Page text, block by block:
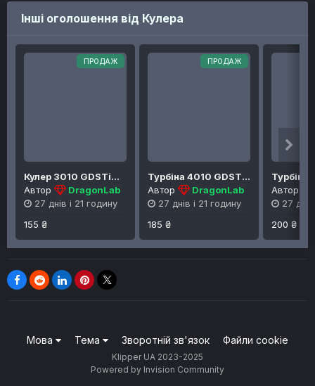
Інші оголошення від Кулера
ПРОДАЖ
Кулер 3010 GDSTime, 24v, Dual Ball
Автор
DragonLab
27 днів і 21 годину
155 ₴
ПРОДАЖ
Турбіна 4010 GDSTime, 24v, Dual Ball
Автор
DragonLab
27 днів і 21 годину
185 ₴
Автор
27
200 ₴
Мова Тема Зворотній зв'язок Файли cookie
Klipper UA 2023-2025
Powered by Invision Community